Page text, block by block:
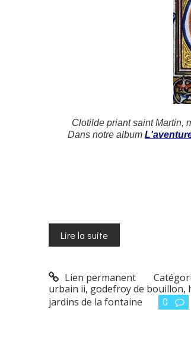
Clotilde priant saint Martin,
Dans notre album
Lire la suite
Lien permanent
urbain ii, godefroy de bouillon,
jardins de la fontaine
0